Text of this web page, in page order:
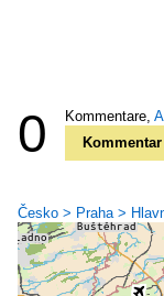
0 Kommentare,
Česko > Praha >